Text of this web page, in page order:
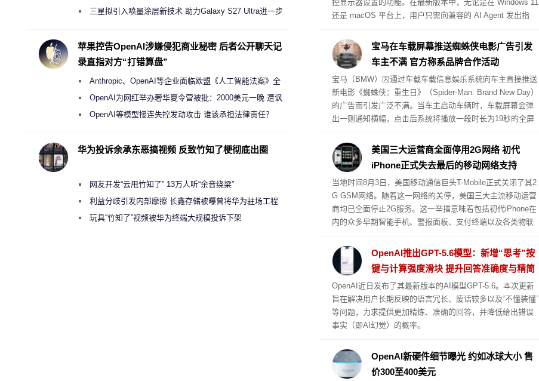
控显示器设置的功能。在最新版本中，无论是在 Windows 11
还是 macOS 平台上，用户只需向兼容的 AI Agent 发出指
宝马在车载屏幕推送蜘蛛侠电影广告引发
车主不满 官方称系品牌合作活动
宝马（BMW）因通过车载车载信息娱乐系统向车主直接推送
新电影《蜘蛛侠：重生日》（Spider-Man: Brand New Day）
的广告而引发广泛不满。当车主启动车辆时，车载屏幕会弹
出一则通知横幅，点击后系统将播放一段时长为19秒的全屏
美国三大运营商全面停用2G网络 初代
iPhone正式失去最后的移动网络支持
当地时间8月3日，美国移动通信巨头T-Mobile正式关闭了其2
G GSM网络。随着这一网络的关停，美国三大主流移动运营
商均已全面停止2G服务。这一举措意味着包括初代iPhone在
内的众多早期智能手机、警报面板、支付终端以及各类物联
OpenAI推出GPT-5.6模型：新增“思考”按
键与计算强度滑块 提升回答准确度与精简
度
OpenAI近日发布了其最新版本的AI模型GPT-5.6。本次更新
旨在解决用户长期反映的语言冗长、废话较多以及“不懂装懂”
等问题，力求提供更加精炼、准确的回答，并降低给出错误
事实（即AI幻觉）的概率。
OpenAI新硬件细节曝光 约如冰球大小 售
价300至400美元
规行为三星拟引入喷墨涂层新技术 助力Galaxy S27 Ultra进一步
苹果控告OpenAI涉嫌侵犯商业秘密 后者公开聊天记
录直指对方“打错算盘”
Anthropic、OpenAI等企业面临欧盟《人工智能法案》全
新执法权限审查
OpenAI为网红举办奢华夏令营被批：2000美元一晚 遭讽
“反乌托邦”
OpenAI等模型接连失控发动攻击 谁该承担法律责任？
华为投诉余承东恶搞视频 反致竹知了梗彻底出圈
网友开发“云甩竹知了” 13万人听“余音绕梁”
利益分歧引发内部摩擦 长鑫存储被曝曾将华为驻场工程
师驱逐出研发基地
玩具“竹知了”视频被华为终端大规模投诉下架